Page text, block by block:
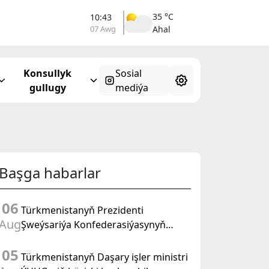
10:43
07 Awg
35 °C
Ahal
Konsullyk
gullugy
Sosial
mediýa
Başga habarlar
06 Türkmenistanyň Prezidenti
Şweýsariýa Konfederasiýasynyň
departamentiniň başlygyny kabul
05 Türkmenistanyň Daşary işler ministri